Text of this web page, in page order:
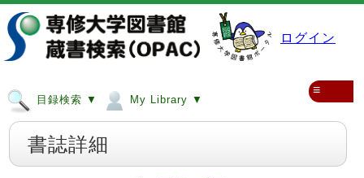
ログイン
目録検索 ▼ My Library ▼
≡
書誌詳細